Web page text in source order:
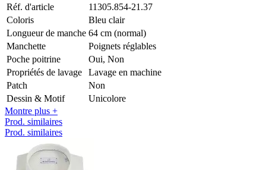
Réf. d'article
11305.854-21.37
Coloris
Bleu clair
Longueur de manche 64 cm (normal)
Manchette
Poignets réglables
Poche poitrine
Oui, Non
Propriétés de lavage
Lavage en machine
Patch
Non
Dessin & Motif
Unicolore
Montre plus +
Prod. similaires
Prod. similaires